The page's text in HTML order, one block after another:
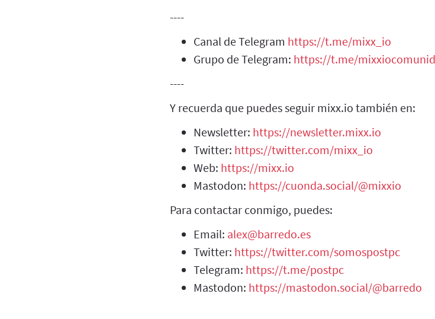
----
Canal de Telegram https://t.me/mixx_io
Grupo de Telegram: https://t.me/
----
Y recuerda que puedes seguir mixx.io también en:
Newsletter: https://newsletter.mixx.io
Twitter: https://twitter.com/mixx_io
Web: https://mixx.io
Mastodon: https://cuonda.social/@mixxio
Para contactar conmigo, puedes:
Email: alex@barredo.es
Twitter: https://twitter.com/somospostpc
Telegram: https://t.me/postpc
Mastodon: https://mastodon.social/@barredo